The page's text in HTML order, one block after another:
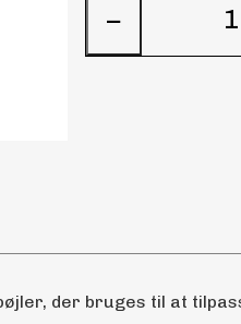
−
der bruges til at